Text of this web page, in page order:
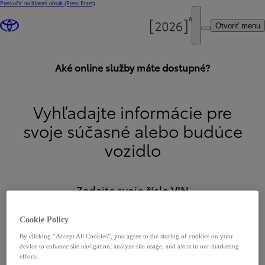
Preskočiť na hlavný obsah (Press Enter)
Otvoriť menu
Aké online služby máte dostupné?
Vyhľadajte informácie pre
svoje súčasné alebo budúce
vozidlo
Zadajte svoje číslo VIN
Cookie Policy
By clicking “Accept All Cookies”, you agree to the storing of cookies on your
device to enhance site navigation, analyze site usage, and assist in our marketing
efforts.